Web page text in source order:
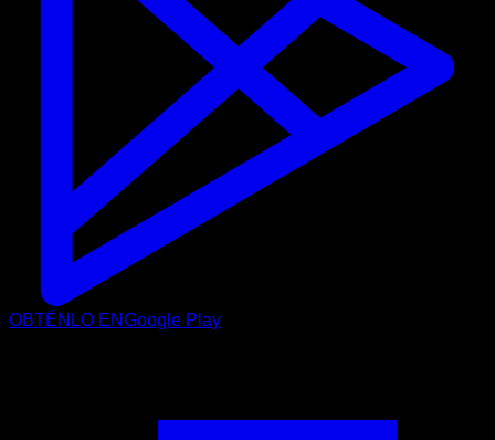
OBTÉNLO ENGoogle Play